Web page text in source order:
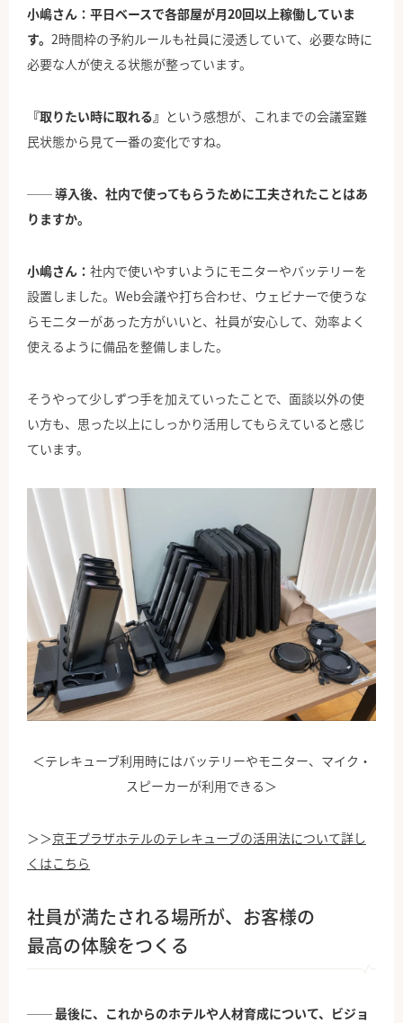
小嶋さん：平日ベースで各部屋が月20回以上稼働していま
す。 2時間枠の予約ルールも社員に浸透していて、必要な時に
必要な人が使える状態が整っています。
『取りたい時に取れる』 という感想が、これまでの会議室難
民状態から見て一番の変化ですね。
── 導入後、社内で使ってもらうために工夫されたことはあ
りますか。
小嶋さん： 社内で使いやすいようにモニターやバッテリーを
設置しました。Web会議や打ち合わせ、ウェビナーで使うな
らモニターがあった方がいいと、社員が安心して、効率よく
使えるように備品を整備しました。
そうやって少しずつ手を加えていったことで、面談以外の使
い方も、思った以上にしっかり活用してもらえていると感じ
ています。
＜テレキューブ利用時にはバッテリーやモニター、マイク・
スピーカーが利用できる＞
＞＞京王プラザホテルのテレキューブの活用法について詳し
くはこちら
社員が満たされる場所が、お客様の
最高の体験をつくる
── 最後に、これからのホテルや人材育成について、ビジョ